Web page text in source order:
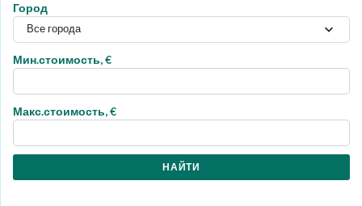
Город
Все города
Мин.стоимость, €
Макс.стоимость, €
НАЙТИ